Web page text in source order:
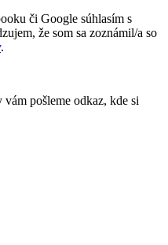
či Google súhlasím s
že som sa zoznámil/a so
.
pošleme odkaz, kde si